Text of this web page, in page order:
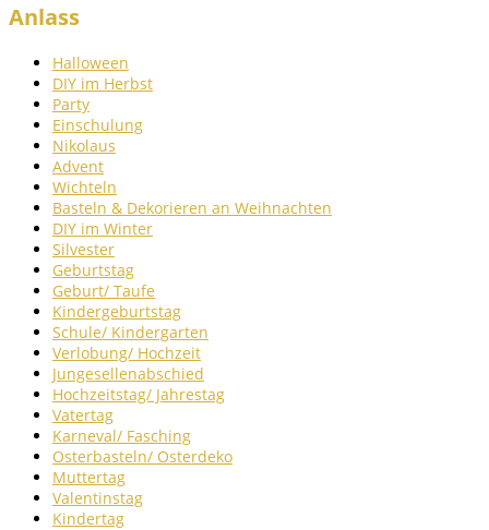
Anlass
Halloween
DIY im Herbst
Party
Einschulung
Nikolaus
Advent
Wichteln
Basteln & Dekorieren an Weihnachten
DIY im Winter
Silvester
Geburtstag
Geburt/ Taufe
Kindergeburtstag
Schule/ Kindergarten
Verlobung/ Hochzeit
Jungesellenabschied
Hochzeitstag/ Jahrestag
Vatertag
Karneval/ Fasching
Osterbasteln/ Osterdeko
Muttertag
Valentinstag
Kindertag